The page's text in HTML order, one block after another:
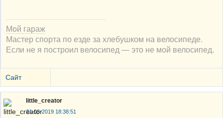
Мой гараж
Мастер спорта по езде за хлебушком на велосипеде.
Если не я построил велосипед — это не мой велосипед.
Сайт
little_creator
21-08-2019 18:38:51